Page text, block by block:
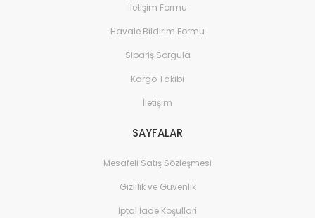
İletişim Formu
Havale Bildirim Formu
Sipariş Sorgula
Kargo Takibi
İletişim
SAYFALAR
Mesafeli Satış Sözleşmesi
Gizlilik ve Güvenlik
İptal İade Koşullari